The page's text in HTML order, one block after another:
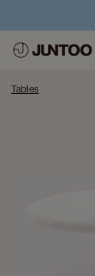
Tables